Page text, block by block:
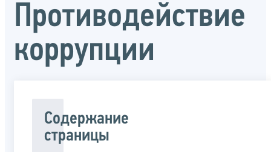
Противодействие
коррупции
Содержание
страницы